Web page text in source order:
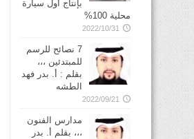
بإنتاج أول سيارة
محلية 100%
2022/10/31
7 نصائح للرسم
للمبتدئين ،،،
بقلم : أ. بدر فهد
الطشه
2022/09/21
مدارس الفنون
،،، بقلم أ. بدر